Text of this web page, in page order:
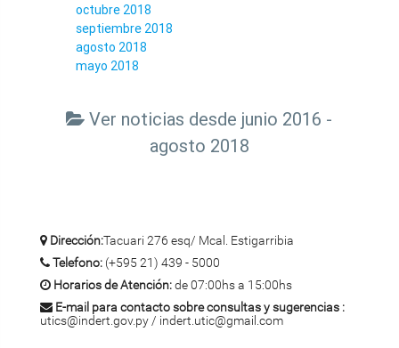
octubre 2018
septiembre 2018
agosto 2018
mayo 2018
Ver noticias desde junio 2016 -
agosto 2018
Dirección:Tacuari 276 esq/ Mcal. Estigarribia
Telefono:(+595 21) 439 - 5000
Horarios de Atención:de 07:00hs a 15:00hs
E-mail para contacto sobre consultas y sugerencias :
utics@indert.gov.py / indert.utic@gmail.com